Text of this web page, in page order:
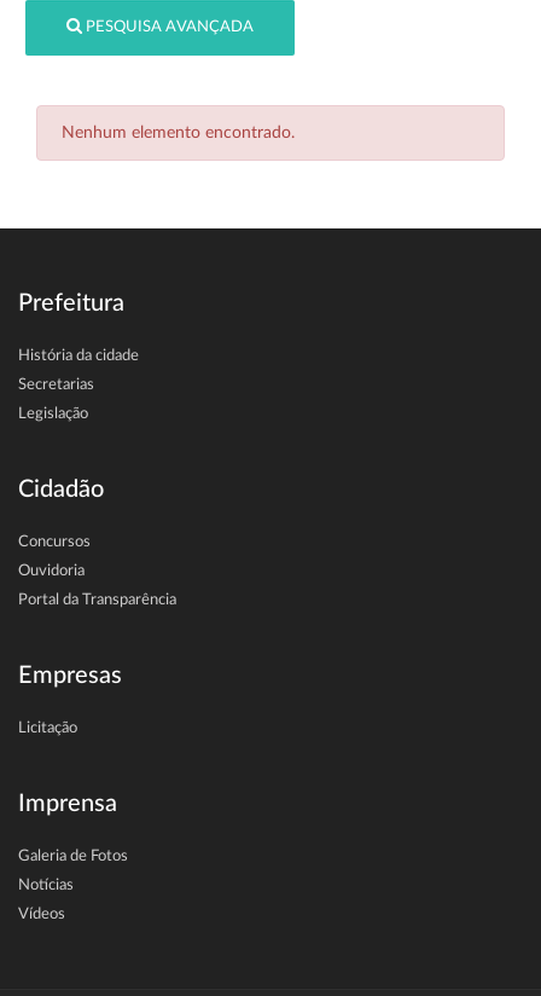
PESQUISA AVANÇADA
Nenhum elemento encontrado.
Prefeitura
História da cidade
Secretarias
Legislação
Cidadão
Concursos
Ouvidoria
Portal da Transparência
Empresas
Licitação
Imprensa
Galeria de Fotos
Notícias
Vídeos